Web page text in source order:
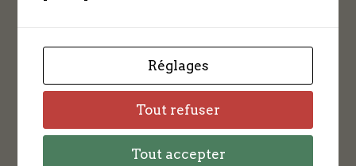
Réglages
Tout refuser
Tout accepter